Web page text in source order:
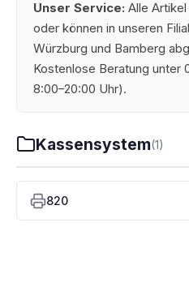
Unser Service: Alle
oder können in unseren
Würzburg und Bamberg
Kostenlose Beratung unter
8:00–20:00 Uhr).
Kassensystem(1)
820